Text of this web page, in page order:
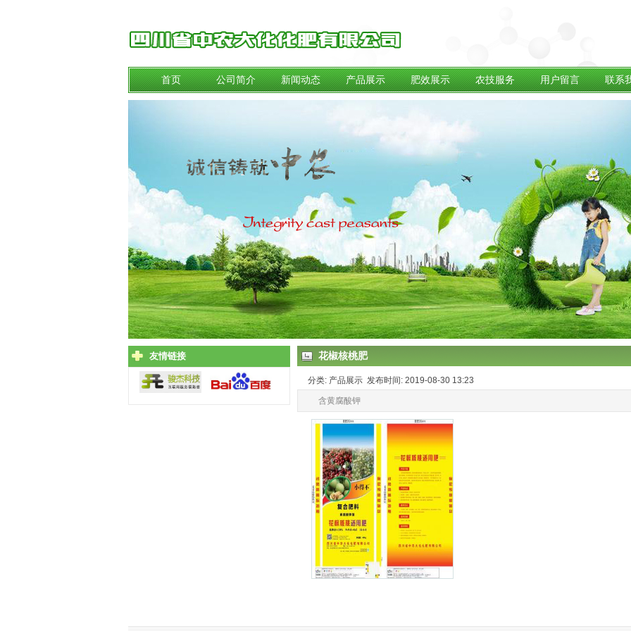
首页 公司简介 新闻动态 产品展示 肥效展示 农技服务 用户留言 联系
友情链接 花椒核桃肥
分类: 产品展示 发布时间: 2019-08-30 13:23
含黄腐酸钾